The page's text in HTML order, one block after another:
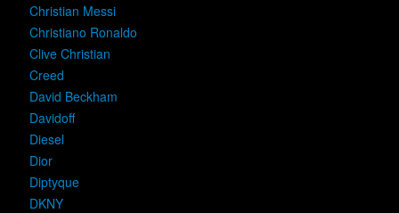
Christian Messi
Christiano Ronaldo
Clive Christian
Creed
David Beckham
Davidoff
Diesel
Dior
Diptyque
DKNY